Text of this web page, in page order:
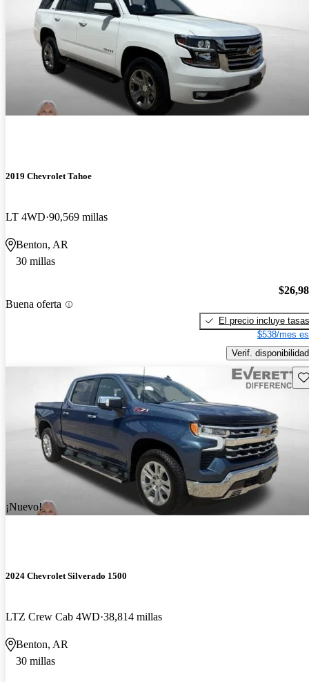
2019 Chevrolet Tahoe
LT 4WD 90,569 millas
Benton, AR
30 millas
Buena oferta
El precio incluye tasas
$538/mes
Verif. disponibilidad
¡Nuevo!
2024 Chevrolet Silverado 1500
LTZ Crew Cab 4WD 38,814 millas
Benton, AR
30 millas